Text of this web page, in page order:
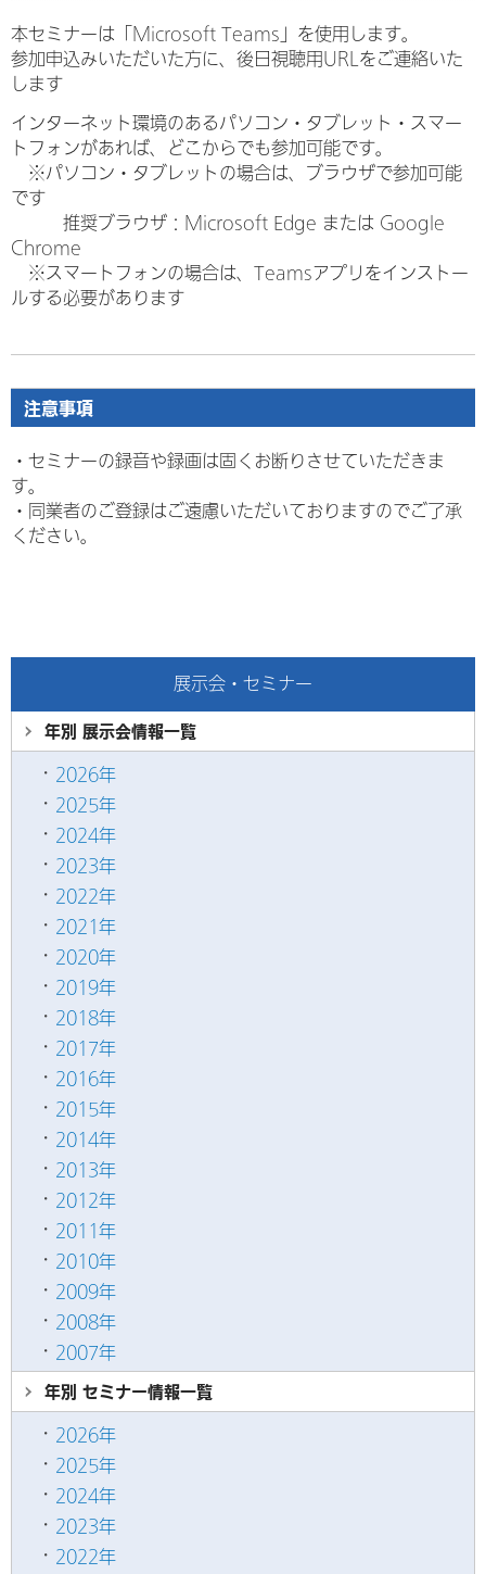
本セミナーは「Microsoft Teams」を使用します。
参加申込みいただいた方に、後日視聴用URLをご連絡いた
します
インターネット環境のあるパソコン・タブレット・スマー
トフォンがあれば、どこからでも参加可能です。
※パソコン・タブレットの場合は、ブラウザで参加可能
です
推奨ブラウザ：Microsoft Edge または Google
Chrome
※スマートフォンの場合は、Teamsアプリをインストー
ルする必要があります
注意事項
・セミナーの録音や録画は固くお断りさせていただきま
す。
・ 同業者のご登録はご遠慮いただいておりますのでご了承
ください。
展示会・セミナー
年別 展示会情報一覧
2026年
2025年
2024年
2023年
2022年
2021年
2020年
2019年
2018年
2017年
2016年
2015年
2014年
2013年
2012年
2011年
2010年
2009年
2008年
2007年
年別 セミナー情報一覧
2026年
2025年
2024年
2023年
2022年